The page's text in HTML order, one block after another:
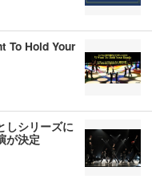
To Hold Your
しシリーズに
が決定